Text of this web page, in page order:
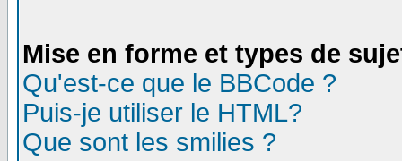
Mise en forme et types de
Qu'est-ce que le BBCode ?
Puis-je utiliser le HTML?
Que sont les smilies ?